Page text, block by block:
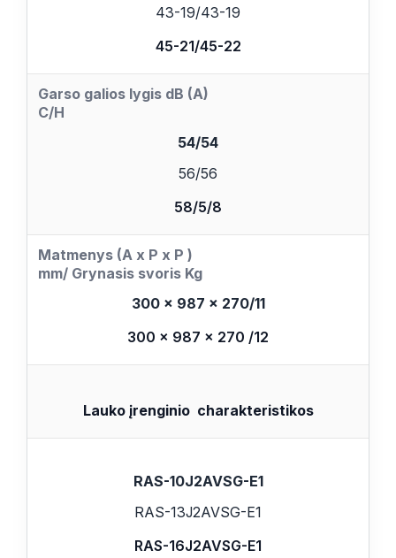
43-19/43-19
45-21/45-22
Garso galios lygis dB (A)
C/H
54/54
56/56
58/5/8
Matmenys (A x P x P )
mm/ Grynasis svoris Kg
300 x 987 x 270/11
300 x 987 x 270 /12
Lauko įrenginio charakteristikos
RAS-10J2AVSG-E1
RAS-13J2AVSG-E1
RAS-16J2AVSG-E1